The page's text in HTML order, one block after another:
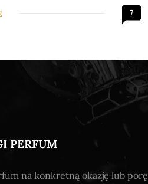
7
PERFUM
na konkretną okazję lub porę